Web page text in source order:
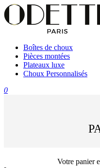
Boîtes de choux
Pièces montées
Plateaux luxe
Choux Personnalisés
0
Votre panier